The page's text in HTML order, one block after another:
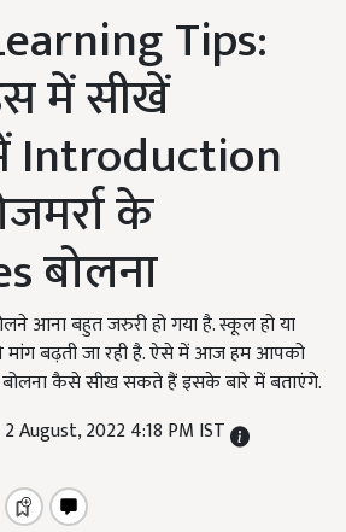
Tips:
में सीखें
Introduction
के
बोलना
आना बहुत जरुरी हो गया है. स्कूल हो या
मांग बढ़ती जा रही है. ऐसे में आज हम आपको
कैसे सीख सकते हैं इसके बारे में बताएंगे.
August, 2022 4:18 PM IST